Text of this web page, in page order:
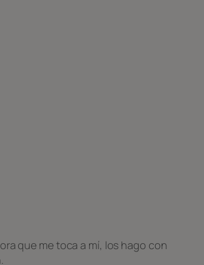
que me toca a mí, los hago con